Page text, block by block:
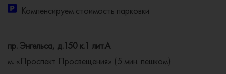
Компенсируем стоимость парковки
пр. Энгельса, д.150 к.1 лит.А
м. «Проспект Просвещения» (5 мин. пешком)